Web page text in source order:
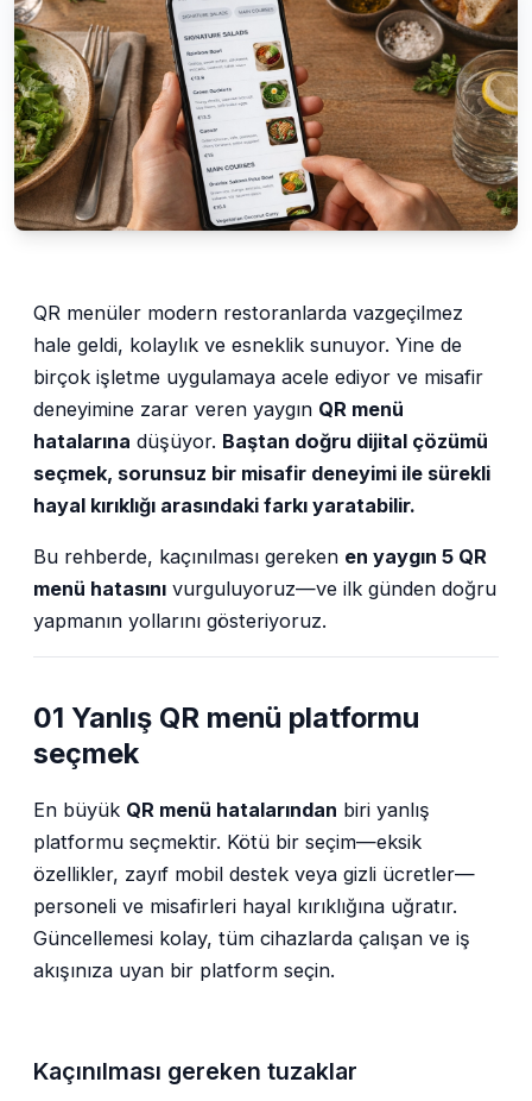
QR menüler modern restoranlarda vazgeçilmez
hale geldi, kolaylık ve esneklik sunuyor. Yine de
birçok işletme uygulamaya acele ediyor ve misafir
deneyimine zarar veren yaygın QR menü
hatalarına düşüyor. Baştan doğru dijital çözümü
seçmek, sorunsuz bir misafir deneyimi ile sürekli
hayal kırıklığı arasındaki farkı yaratabilir.
Bu rehberde, kaçınılması gereken en yaygın 5 QR
menü hatasını vurguluyoruz—ve ilk günden doğru
yapmanın yollarını gösteriyoruz.
01 Yanlış QR menü platformu
seçmek
En büyük QR menü hatalarından biri yanlış
platformu seçmektir. Kötü bir seçim—eksik
özellikler, zayıf mobil destek veya gizli ücretler—
personeli ve misafirleri hayal kırıklığına uğratır.
Güncellemesi kolay, tüm cihazlarda çalışan ve iş
akışınıza uyan bir platform seçin.
Kaçınılması gereken tuzaklar